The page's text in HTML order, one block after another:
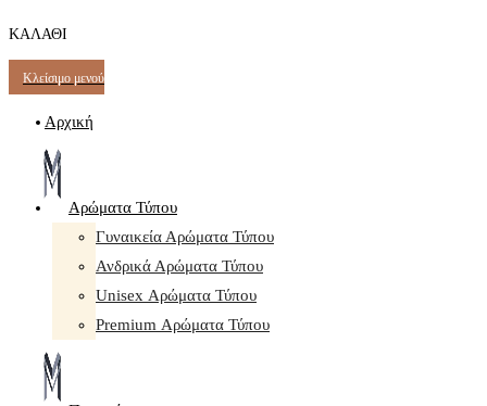
ΚΑΛΑΘΙ
Κλείσιμο μενού
Αρχική
Αρώματα Τύπου
Γυναικεία Αρώματα Τύπου
Ανδρικά Αρώματα Τύπου
Unisex Αρώματα Τύπου
Premium Αρώματα Τύπου